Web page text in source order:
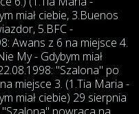
miał ciebie, 3.Buenos
5.BFC -
Awans z 6 na miejsce 4.
My - Gdybym miał
"Szalona" po
miejsce 3. (1.Tia Maria -
miał ciebie) 29 sierpnia